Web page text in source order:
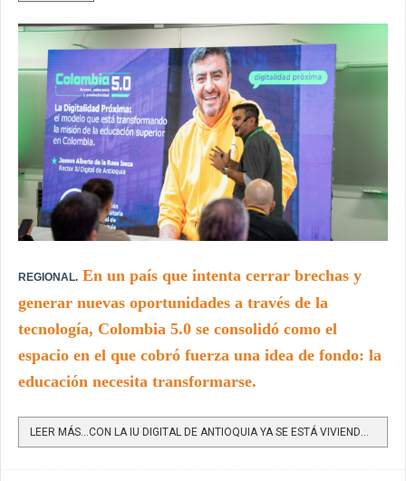
REGIONAL. En un país que intenta cerrar brechas y
generar nuevas oportunidades a través de la
tecnología, Colombia 5.0 se consolidó como el
espacio en el que cobró fuerza una idea de fondo: la
educación necesita transformarse.
LEER MÁS…CON LA IU DIGITAL DE ANTIOQUIA YA SE ESTÁ VIVIENDO LA EDUCACIÓN DEL FUTURO